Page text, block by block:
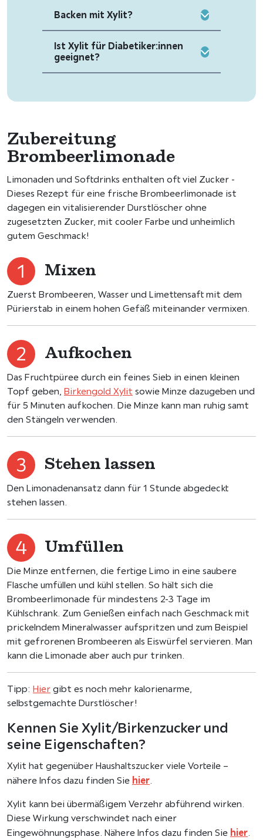
Backen mit Xylit?
Ist Xylit für Diabetiker:innen
geeignet?
Zubereitung
Brombeerlimonade
Limonaden und Softdrinks enthalten oft viel Zucker -
Dieses Rezept für eine frische Brombeerlimonade ist
dagegen ein vitalisierender Durstlöscher ohne
zugesetzten Zucker, mit cooler Farbe und unheimlich
gutem Geschmack!
Mixen
Zuerst Brombeeren, Wasser und Limettensaft mit dem
Pürierstab in einem hohen Gefäß miteinander vermixen.
Aufkochen
Das Fruchtpüree durch ein feines Sieb in einen kleinen
Topf geben, Birkengold Xylit sowie Minze dazugeben und
für 5 Minuten aufkochen. Die Minze kann man ruhig samt
den Stängeln verwenden.
Stehen lassen
Den Limonadenansatz dann für 1 Stunde abgedeckt
stehen lassen.
Umfüllen
Die Minze entfernen, die fertige Limo in eine saubere
Flasche umfüllen und kühl stellen. So hält sich die
Brombeerlimonade für mindestens 2-3 Tage im
Kühlschrank. Zum Genießen einfach nach Geschmack mit
prickelndem Mineralwasser aufspritzen und zum Beispiel
mit gefrorenen Brombeeren als Eiswürfel servieren. Man
kann die Limonade aber auch pur trinken.
Tipp: Hier gibt es noch mehr kalorienarme,
selbstgemachte Durstlöscher!
Kennen Sie Xylit/Birkenzucker und
seine Eigenschaften?
Xylit hat gegenüber Haushaltszucker viele Vorteile –
nähere Infos dazu finden Sie hier.
Xylit kann bei übermäßigem Verzehr abführend wirken.
Diese Wirkung verschwindet nach einer
Eingewöhnungsphase. Nähere Infos dazu finden Sie hier.